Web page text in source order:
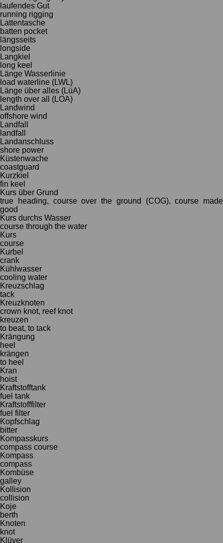
laufendes Gut
running rigging
Lattentasche
batten pocket
längsseits
longside
Langkiel
long keel
Länge Wasserlinie
load waterline (LWL)
Länge über alles (LüA)
length over all (LOA)
Landwind
offshore wind
Landfall
landfall
Landanschluss
shore power
Küstenwache
coastguard
Kurzkiel
fin keel
Kurs über Grund
true heading, course over the ground (COG), course made
good
Kurs durchs Wasser
course through the water
Kurs
course
Kurbel
crank
Kühlwasser
cooling water
Kreuzschlag
tack
Kreuzknoten
crown knot, reef knot
kreuzen
to beat, to tack
Krängung
heel
krängen
to heel
Kran
hoist
Kraftstofftank
fuel tank
Kraftstofffilter
fuel filter
Kopfschlag
bitter
Kompasskurs
compass course
Kompass
compass
Kombüse
galley
Kollision
collision
Koje
berth
Knoten
knot
Klüver